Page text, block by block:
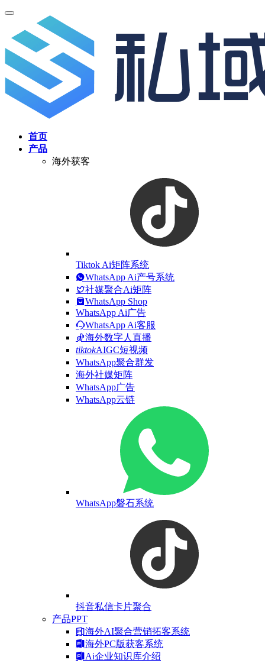
首页
产品
海外获客
Tiktok Ai矩阵系统
WhatsApp Ai产号系统
社媒聚合Ai矩阵
WhatsApp Shop
WhatsApp Ai广告
WhatsApp Ai客服
海外数字人直播
tiktokAIGC短视频
WhatsApp聚合群发
海外社媒矩阵
WhatsApp广告
WhatsApp云链
WhatsApp磐石系统
抖音私信卡片聚合
产品PPT
海外AI聚合营销拓客系统
海外PC版获客系统
Ai企业知识库介绍